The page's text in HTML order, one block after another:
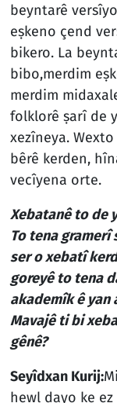
beyntarê
eṣkeno çend
bikero. La
bibo,merdim
merdim
folklorê ṣarî de
xezîneya.
bêrê kerden,
vecîyena orte.
Xebatanê to de
To tena gramerî
ser o xebatî
goreyê to tena
akademîk ê yan
Mavajê ti bi
gênê?
Seyîdxan Kurij:
hewl dayo ke